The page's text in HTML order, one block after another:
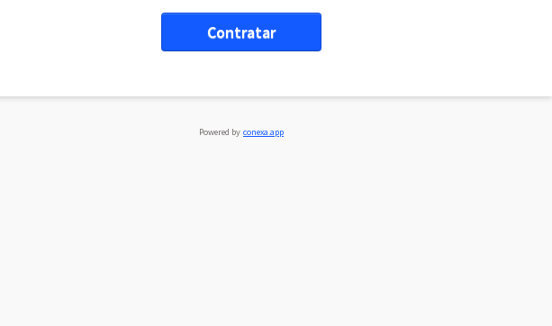
Contratar
Powered by conexa.app